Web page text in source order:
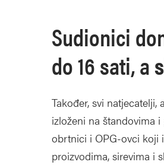
Sudionici
do 16 sati, a
Također, svi
izloženi na štandovima
obrtnici i OPG-ovci koji
proizvodima, sirevima i